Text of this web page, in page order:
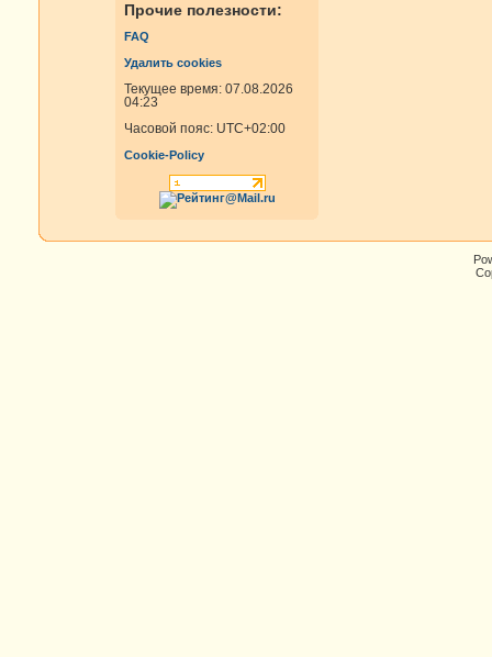
Прочие полезности:
FAQ
Удалить cookies
Текущее время: 07.08.2026
04:23
Часовой пояс: UTC+02:00
Cookie-Policy